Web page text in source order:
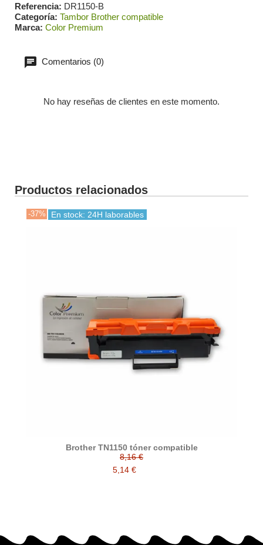
Referencia DR1150-B
Categoría Tambor Brother compatible
Marca Color Premium
Comentarios (0)
No hay reseñas de clientes en este momento.
Productos relacionados
-37% En stock: 24H laborables
Brother TN1150 tóner compatible
8,16 €
5,14 €